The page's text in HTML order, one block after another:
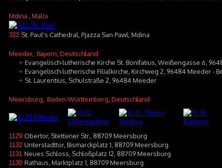
Mdina , Malta
322 St. Paul's Cathedral, Pjazza San Pawl, Mdina
Meeder, Bayern, Deutschland
+ Evangelisch-lutherische Kirche St. Bonifatius, Weißengasse 6,
+ Evangelisch-lutherische Filialkirche, Kirchweg 2, 96484 Meeder -
+ St. Laurentius, Schulstraße 2, 96484 Meeder
Meersburg , Baden-Württemberg, Deutschland
1129 Obertor, Stettener Str., 88709 Meersburg
1132 Unterstadttor, Bismarckplatz 1, 88709 Meersburg
1131 Neues Schloss, Schloßplatz 12, 88709 Meersburg
1130 Rathaus, Marktplatz 1, 88709 Meersburg